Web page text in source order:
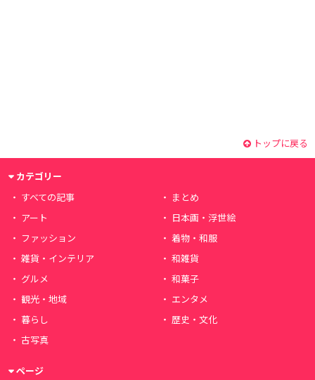
トップに戻る
カテゴリー
すべての記事
まとめ
アート
日本画・浮世絵
ファッション
着物・和服
雑貨・インテリア
和雑貨
グルメ
和菓子
観光・地域
エンタメ
暮らし
歴史・文化
古写真
ページ